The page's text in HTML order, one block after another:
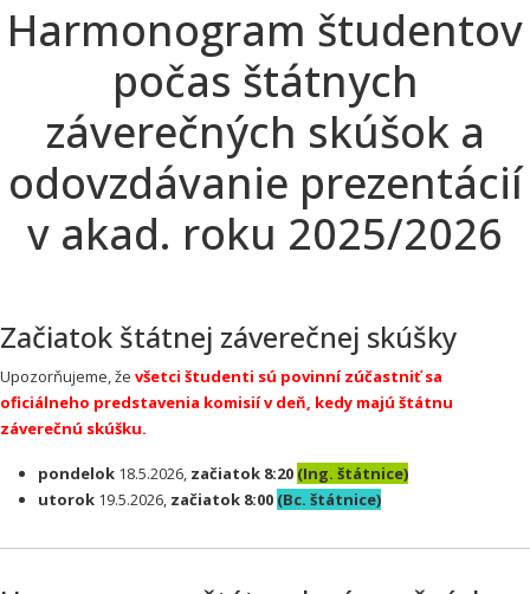
Harmonogram študentov
počas štátnych
záverečných skúšok a
odovzdávanie prezentácií
v akad. roku 2025/2026
Začiatok štátnej záverečnej skúšky
Upozorňujeme, že všetci študenti sú povinní zúčastniť sa
oficiálneho predstavenia komisií v deň, kedy majú štátnu
záverečnú skúšku.
pondelok 18.5.2026, začiatok 8:20 (Ing. štátnice)
utorok 19.5.2026, začiatok 8:00 (Bc. štátnice)